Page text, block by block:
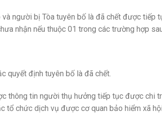
người bị Tòa tuyên bố là đã chết được tiếp
nhận nếu thuộc 01 trong các trường hợp
quyết định tuyên bố là đã chết.
thông tin người thụ hưởng tiếp tục được chi
tổ chức dịch vụ được cơ quan bảo hiểm xã